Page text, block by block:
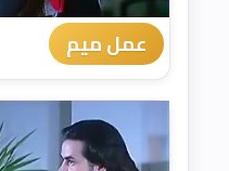
عمل ميم